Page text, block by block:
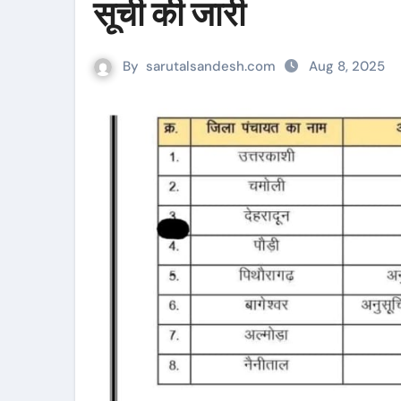
सूची की जारी
By sarutalsandesh.com Aug 8, 2025